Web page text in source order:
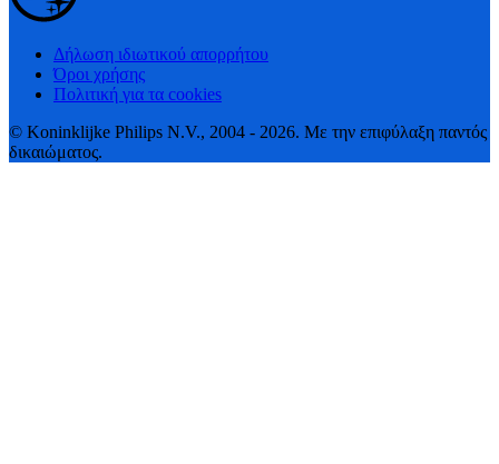
Δήλωση ιδιωτικού απορρήτου
Όροι χρήσης
Πολιτική για τα cookies
© Koninklijke Philips N.V., 2004 - 2026. Με την επιφύλαξη παντός
δικαιώματος.